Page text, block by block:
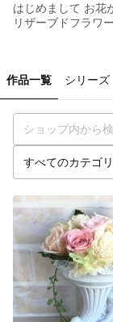
はじめまして お
リザーブドフラワ
作品一覧 シリーズ